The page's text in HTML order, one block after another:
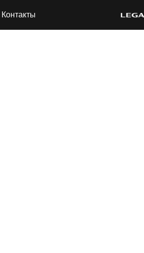
Контакты